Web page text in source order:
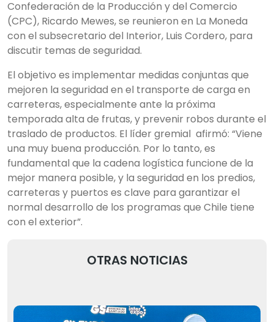
Confederación de la Producción y del Comercio
(CPC), Ricardo Mewes, se reunieron en La Moneda
con el subsecretario del Interior, Luis Cordero, para
discutir temas de seguridad.
El objetivo es implementar medidas conjuntas que
mejoren la seguridad en el transporte de carga en
carreteras, especialmente ante la próxima
temporada alta de frutas, y prevenir robos durante el
traslado de productos. El líder gremial afirmó: “Viene
una muy buena producción. Por lo tanto, es
fundamental que la cadena logística funcione de la
mejor manera posible, y la seguridad en los predios,
carreteras y puertos es clave para garantizar el
normal desarrollo de los programas que Chile tiene
con el exterior”.
OTRAS NOTICIAS